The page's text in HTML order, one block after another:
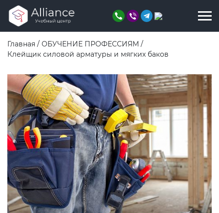
Главная / ОБУЧЕНИЕ ПРОФЕССИЯМ /
Клейщик силовой арматуры и мягких баков